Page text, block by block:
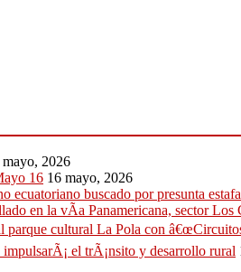
mayo, 2026
16 16 mayo, 2026
ecuatoriano buscado por presunta estafa
en la vÃ­a Panamericana, sector Los
parque cultural La Pola con
el trÃ¡nsito y desarrollo rural